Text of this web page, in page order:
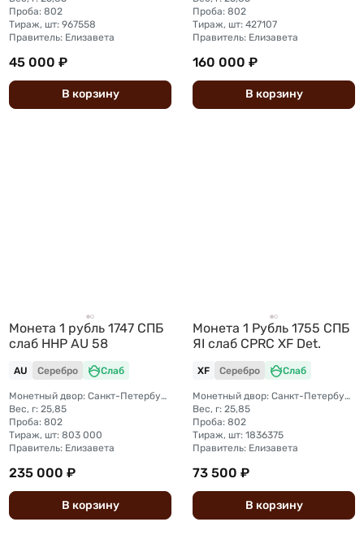
Проба: 802
Тираж, шт: 967558
Правитель: Елизавета
45 000 ₽
В корзину
Проба: 802
Тираж, шт: 427107
Правитель: Елизавета
160 000 ₽
В корзину
Монета 1 рубль 1747 СПБ
слаб ННР AU 58
AU Серебро Слаб
Монетный двор: Санкт-Петербургский монетный двор
Вес, г: 25,85
Проба: 802
Тираж, шт: 803 000
Правитель: Елизавета
235 000 ₽
В корзину
Монета 1 Рубль 1755 СПБ
ЯI слаб CPRC XF Det.
XF Серебро Слаб
Монетный двор: Санкт-Петербургский монетный двор
Вес, г: 25,85
Проба: 802
Тираж, шт: 1836375
Правитель: Елизавета
73 500 ₽
В корзину